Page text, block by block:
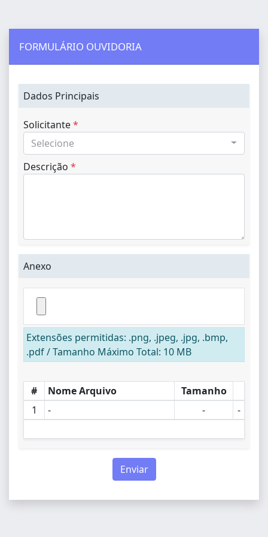
FORMULÁRIO OUVIDORIA
Dados Principais
Solicitante*
Selecione
Descrição *
Anexo
Extensões permitidas: .png, .jpeg, .jpg, .bmp,
.pdf / Tamanho Máximo Total: 10 MB
# Nome Arquivo
Tamanho
1
- -
-
Enviar